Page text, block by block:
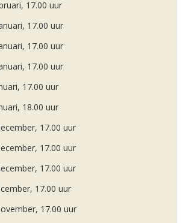
17.00 uur
17.00 uur
17.00 uur
17.00 uur
17.00 uur
18.00 uur
17.00 uur
17.00 uur
17.00 uur
17.00 uur
17.00 uur